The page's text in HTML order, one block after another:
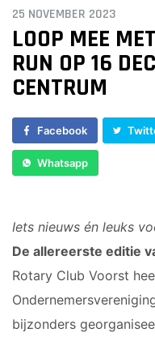
25 NOVEMBER 2023
LOOP MEE
RUN OP 16
CENTRUM
Facebook
Whatsapp
Iets nieuws én leuks
De allereerste editie
Rotary Club Voorst
bijzonders